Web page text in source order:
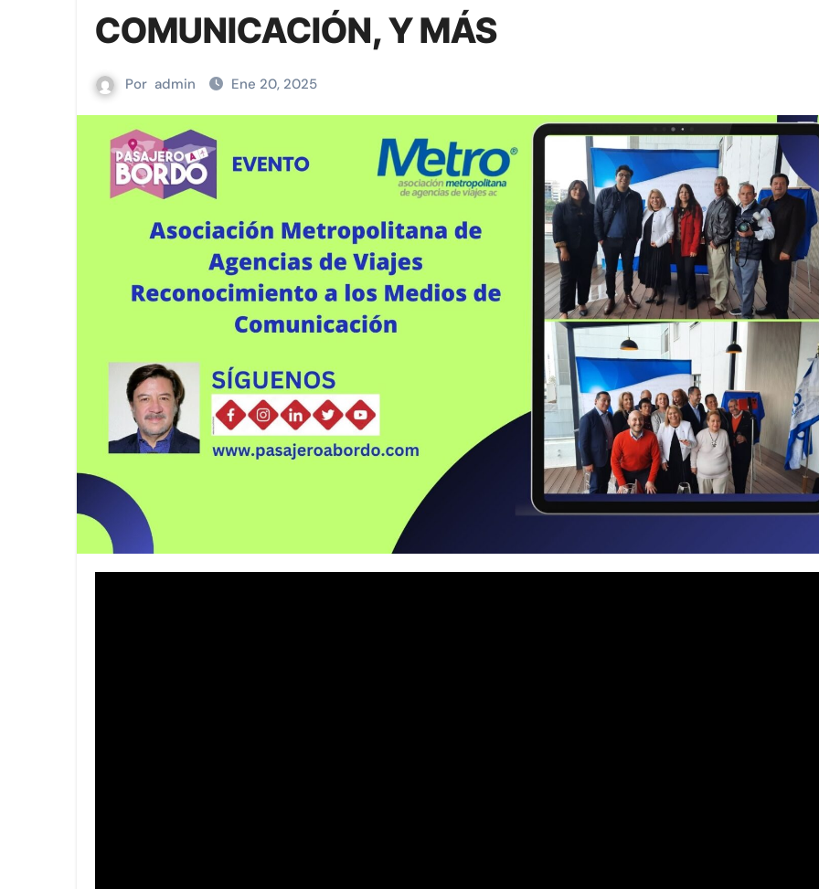
Las memorias y sabores del Lago de Texcoco llegan en la 5ta temporada a Mux.
Viva sigue fortaleciendo la conectividad aérea de San Luis Potosí con el inicio de su ruta a
Nayarit reunirá a líderes para impulsar el futuro del turismo
Viva aterriza en Aguascalientes con el inicio de su nueva ruta hacia la Ciudad de México
La sustentabilidad, tema prioritario en la agenda de La Metro
Viva y Sabritas® llevan la emoción del fútbol a las alturas
PASAJERO A BORDO || La importancia de la Asistencia de viajes
Cerveza, café y mariscos: Rutas llenas de aroma, sabor y aventura en Nayarit.
España reivindica en México la libertad de ser uno mismo como uno de sus grandes
Viva presenta VIVA MÉXICO en FlyOver México, una experiencia de orgullo y pasión.
La Asociación Metropolitana de Agencias de Viaje organiza su Cuarto Encuentro de
Llénate de sabor, cultura y tradición en el Segundo Encuentro de Cocineras Tradicionales en
Más de 500 líderes de más de 50 países y territorios asisten al 56.º Foro Global de
PASAJERO A BORDO || Innovación y crecimiento: “Consolid y WTS unidos por el futuro del
COMUNICACIÓN, Y MÁS
Por admin Ene 20, 2025